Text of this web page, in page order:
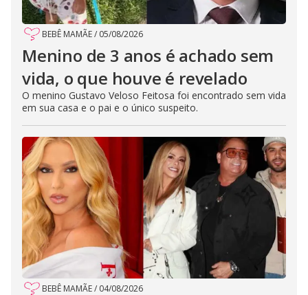
BEBÊ MAMÃE/ 05/08/2026
Menino de 3 anos é achado sem
vida, o que houve é revelado
O menino Gustavo Veloso Feitosa foi encontrado sem vida
em sua casa e o pai e o único suspeito.
BEBÊ MAMÃE/ 04/08/2026